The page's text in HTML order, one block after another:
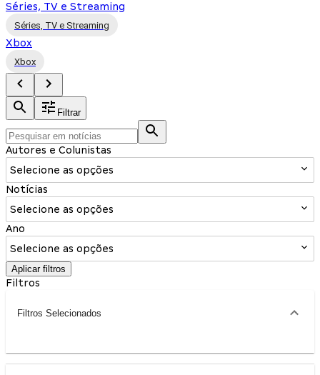
Séries, TV e Streaming
Séries, TV e Streaming
Xbox
Xbox
Filtrar
Autores e Colunistas
Selecione as opções
Notícias
Selecione as opções
Ano
Selecione as opções
Aplicar filtros
Filtros
Filtros Selecionados